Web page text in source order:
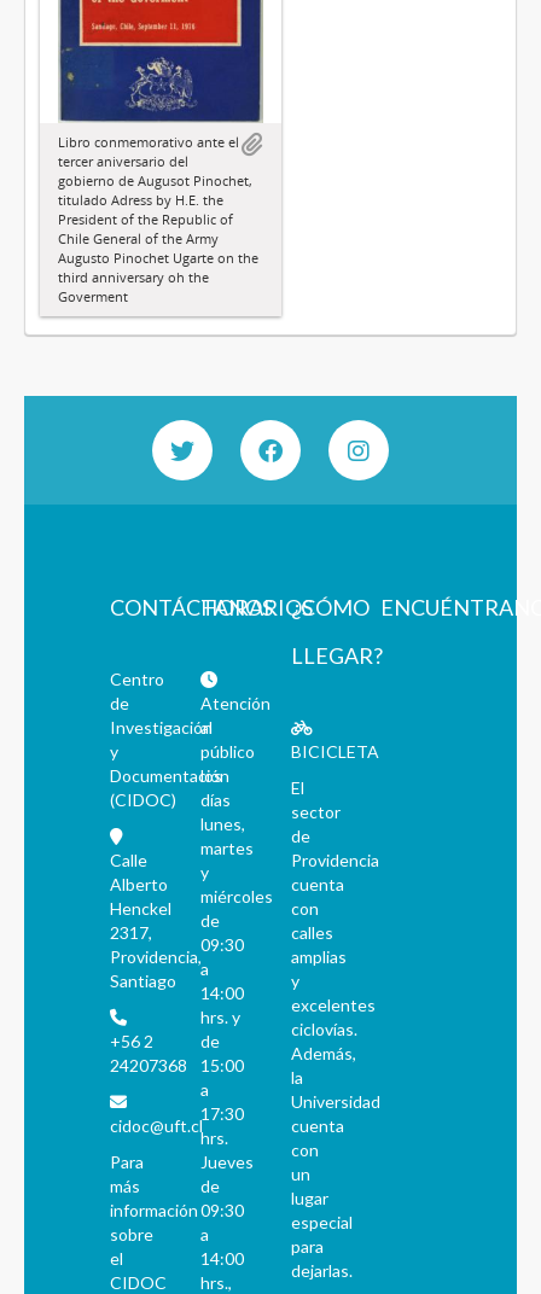
Libro conmemorativo ante el
tercer aniversario del
gobierno de Augusot Pinochet,
titulado Adress by H.E. the
President of the Republic of
Chile General of the Army
Augusto Pinochet Ugarte on the
third anniversary oh the
Goverment
CONTÁCTANOS
Centro
de
Investigación
y
Documentación
(CIDOC)
Calle
Alberto
Henckel
2317,
Providencia,
Santiago
+56 2
24207368
cidoc@uft.cl
Para
más
información
sobre
el
CIDOC
HORARIOS
Atención
al
público
los
días
lunes,
martes
y
miércoles
de
09:30
a
14:00
hrs. y
de
15:00
a
17:30
hrs.
Jueves
de
09:30
a
14:00
hrs.,
¿CÓMO
LLEGAR?
BICICLETA
El
sector
de
Providencia
cuenta
con
calles
amplias
y
excelentes
ciclovías.
Además,
la
Universidad
cuenta
con
un
lugar
especial
para
dejarlas.